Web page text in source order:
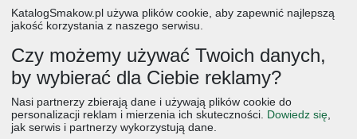
jajka(6622) orzechy(3099) pomidory(4536) papryka(3938)
cynamon(3290) wanilia(975) zupy
(9069)
bez kategorii(1080) wolowina(1498)
desery
salatki
boże narodzenie warzywa wielkanoc
przekaski
dania główne
jajka wegetariańskie czekolada
KatalogSmakow.pl używa plików cookie, aby zapewnić najlepszą
jakość korzystania z naszego serwisu.
Czy możemy używać Twoich danych,
by wybierać dla Ciebie reklamy?
Nasi partnerzy zbierają dane i używają plików cookie do
personalizacji reklam i mierzenia ich skuteczności. Dowiedz się
jak serwis i partnerzy wykorzystują dane.